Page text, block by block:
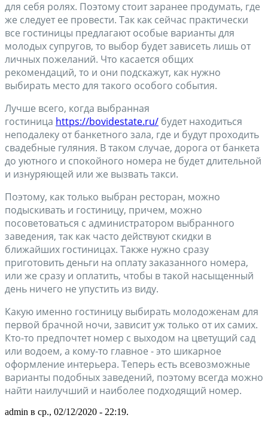
для себя ролях. Поэтому стоит заранее продумать, где
же следует ее провести. Так как сейчас практически
все гостиницы предлагают особые варианты для
молодых супругов, то выбор будет зависеть лишь от
личных пожеланий. Что касается общих
рекомендаций, то и они подскажут, как нужно
выбирать место для такого особого события.
Лучше всего, когда выбранная
гостиница https://bovidestate.ru/ будет находиться
неподалеку от банкетного зала, где и будут проходить
свадебные гуляния. В таком случае, дорога от банкета
до уютного и спокойного номера не будет длительной
и изнуряющей или же вызвать такси.
Поэтому, как только выбран ресторан, можно
подыскивать и гостиницу, причем, можно
посоветоваться с администратором выбранного
заведения, так как часто действуют скидки в
ближайших гостиницах. Также нужно сразу
приготовить деньги на оплату заказанного номера,
или же сразу и оплатить, чтобы в такой насыщенный
день ничего не упустить из виду.
Какую именно гостиницу выбирать молодоженам для
первой брачной ночи, зависит уж только от их самих.
Кто-то предпочтет номер с выходом на цветущий сад
или водоем, а кому-то главное - это шикарное
оформление интерьера. Теперь есть всевозможные
варианты подобных заведений, поэтому всегда можно
найти наилучший и наиболее подходящий номер.
admin в ср., 02/12/2020 - 22:19.